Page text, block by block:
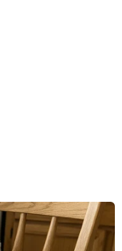
việc tham dự kỳ